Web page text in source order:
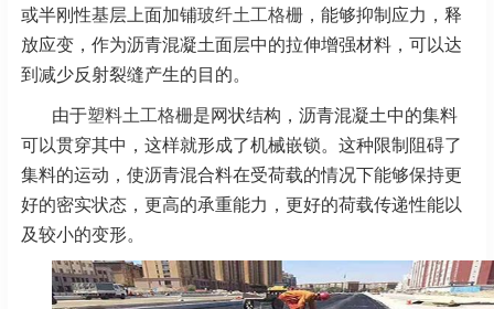
或半刚性基层上面加铺玻纤土工格栅 ，能够抑制应力，释
放应变，作为沥青混凝土面层中的拉伸增强材料，可以达
到减少反射裂缝产生的目的。
由于塑料土工格栅是网状结构，沥青混凝土中的集料
可以贯穿其中，这样就形成了机械嵌锁。这种限制阻碍了
集料的运动，使沥青混合料在受荷载的情况下能够保持更
好的密实状态，更高的承重能力，更好的荷载传递性能以
及较小的变形。